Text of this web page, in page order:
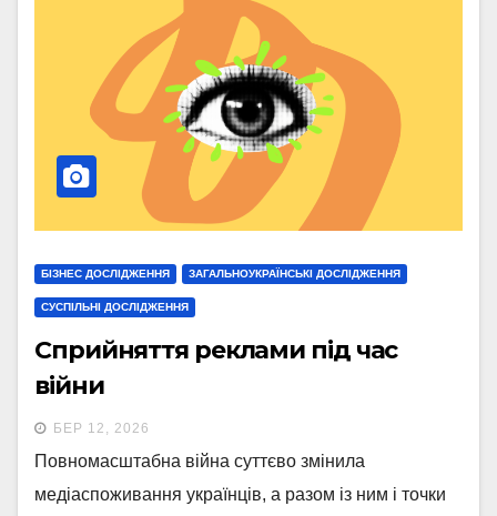
БІЗНЕС ДОСЛІДЖЕННЯ ЗАГАЛЬНОУКРАЇНСЬКІ ДОСЛІДЖЕННЯ
СУСПІЛЬНІ ДОСЛІДЖЕННЯ
Сприйняття реклами під час
війни
БЕР 12, 2026
Повномасштабна війна суттєво змінила
медіаспоживання українців, а разом із ним і точки